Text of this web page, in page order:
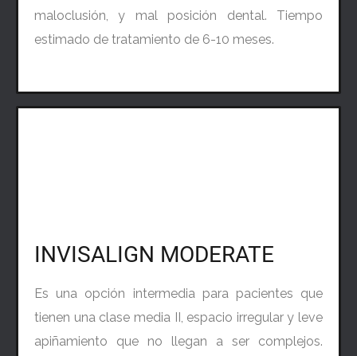
maloclusión, y mal posición dental. Tiempo
estimado de tratamiento de 6-10 meses.
INVISALIGN MODERATE
Es una opción intermedia para pacientes que
tienen una clase media II, espacio irregular y leve
apiñamiento que no llegan a ser complejos.